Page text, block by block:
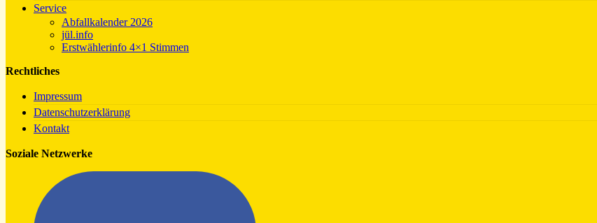
Service
Abfallkalender 2026
jül.info
Erstwählerinfo 4×1 Stimmen
Rechtliches
Impressum
Datenschutzerklärung
Kontakt
Soziale Netzwerke